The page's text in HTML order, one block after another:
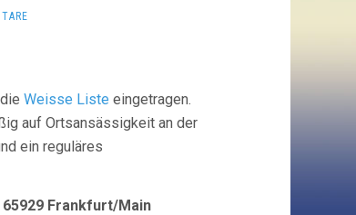
Weisse Liste eingetragen.
auf Ortsansässigkeit an der
ein reguläres
Frankfurt/Main